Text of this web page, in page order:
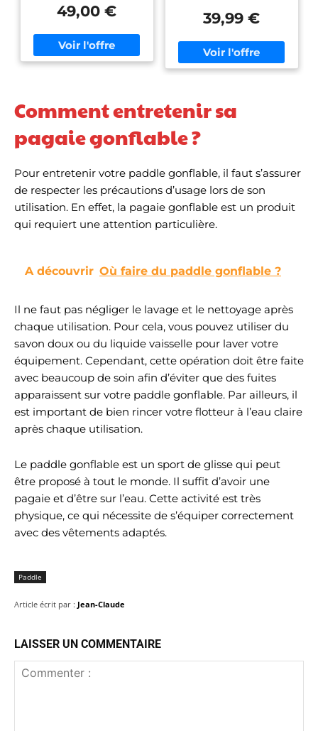
transporter et stocker vos
pagaies de paddle-board
ou kayak démontables en
toute sécurité. Grâce à sa
conception ajustée, il
qui évite les rayures, les
chocs ou l'usure pendant
le transport. Fabriqué
dans un matériau
durable, cet étui protège
vos pagaies des éléments
(sable, humidité,
frottements) lorsque vous
vous déplacez jusqu'au
robuste assure que les
sans risque de sortir
accidentellement.
Pratique à manipuler,
l'étui est doté d'une anse
de transport confortable
qui facilite son port à la
main ou son accroche à
(sacs, remorques, porte-
bagages). Il est
votre coffre ou votre
espace de rangement,
tout en offrant une
protection optimale. Que
vous pratiquiez le paddle-
board ou le kayak
étui Zray est un atout
pour prolonger la durée
les préservant des chocs
solution simple, légère et
efficace pour organiser et
protéger votre matériel
49,00 €
premium est cousue à la
main en cuir de haute
qualité et offre une
sensation solide et
luxueuse. Parfaite pour les
sensation satisfaisante à
chaque coup. Ajoutez une
39,99 €
Comment entretenir sa
pagaie gonflable ?
Pour entretenir votre paddle gonflable, il faut s’assurer
de respecter les précautions d’usage lors de son
utilisation. En effet, la pagaie gonflable est un produit
qui requiert une attention particulière.
A découvrir Où faire du paddle gonflable ?
Il ne faut pas négliger le lavage et le nettoyage après
chaque utilisation. Pour cela, vous pouvez utiliser du
savon doux ou du liquide vaisselle pour laver votre
équipement. Cependant, cette opération doit être faite
avec beaucoup de soin afin d’éviter que des fuites
apparaissent sur votre paddle gonflable. Par ailleurs, il
est important de bien rincer votre flotteur à l’eau claire
après chaque utilisation.
Le paddle gonflable est un sport de glisse qui peut
être proposé à tout le monde. Il suffit d’avoir une
pagaie et d’être sur l’eau. Cette activité est très
physique, ce qui nécessite de s’équiper correctement
avec des vêtements adaptés.
Paddle
Article écrit par : Jean-Claude
LAISSER UN COMMENTAIRE